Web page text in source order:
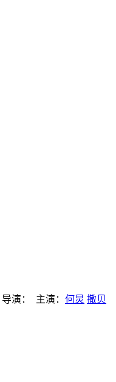
导演： 主演： 何炅 撒贝